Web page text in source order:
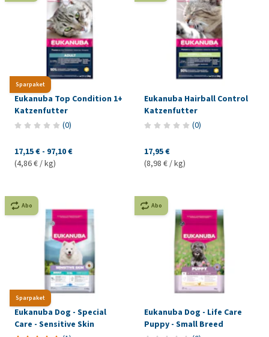
Sparpaket
Eukanuba Top Condition 1+
Katzenfutter
(0)
17,15 € - 97,10 €
(4,86 € / kg)
Eukanuba Hairball Control
Katzenfutter
(0)
17,95 €
(8,98 € / kg)
Sparpaket
Abo
Eukanuba Dog - Special
Care - Sensitive Skin
Abo
Eukanuba Dog - Life Care
Puppy - Small Breed